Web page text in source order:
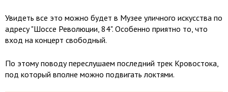
Увидеть все это можно будет в Музее уличного искусства по
адресу "Шоссе Революции, 84". Особенно приятно то, что
вход на концерт свободный.
По этому поводу переслушаем последний трек Кровостока,
под который вполне можно подвигать локтями.